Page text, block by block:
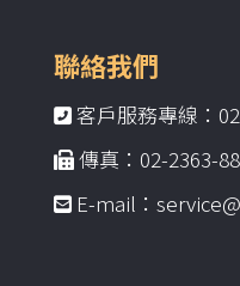
聯絡我們
客戶服務專線：
傳真：02-2363-
E-mail：